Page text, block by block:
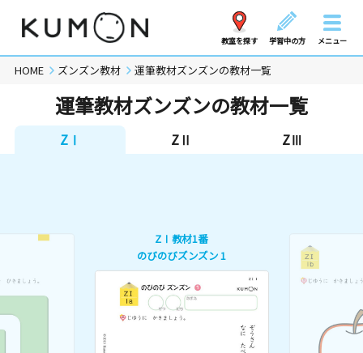
教室を探す 学習中の方 メニュー
HOME ズンズン教材 運筆教材ズンズンの教材一覧
運筆教材ズンズンの教材一覧
ZⅠ ZⅡ ZⅢ
ZⅠ教材1番
のびのびズンズン 1